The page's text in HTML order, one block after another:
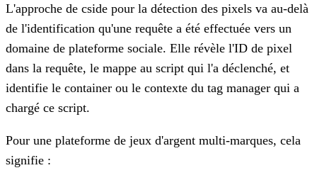
L'approche de cside pour la détection des pixels va au-delà
de l'identification qu'une requête a été effectuée vers un
domaine de plateforme sociale. Elle révèle l'ID de pixel
dans la requête, le mappe au script qui l'a déclenché, et
identifie le container ou le contexte du tag manager qui a
chargé ce script.
Pour une plateforme de jeux d'argent multi-marques, cela
signifie :